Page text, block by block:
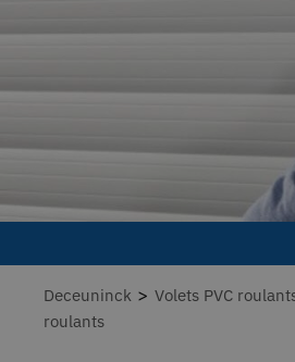
Deceuninck > Volets PVC
roulants